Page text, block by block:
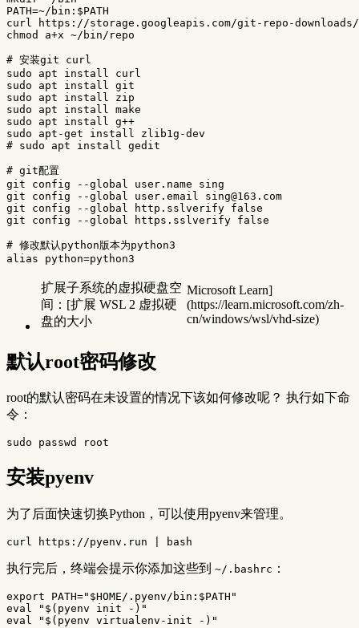
PATH=~/bin: $PATH
curl https://storage.googleapis.com/git-repo-
chmod a+x ~/bin/repo
# 安装git curl
sudo apt install
sudo apt install
sudo apt install
sudo apt install
sudo apt install
sudo apt-get install
# sudo apt install gedit
# git配置
git config
--global
user.name sing
git config
--global
user.email sing@163.com
git config
--global http.sslverify
git config
--global https.sslverify false
# 修改默认python版本为python3
alias python=
扩展子系统的虚拟硬盘空
间：[扩展 WSL 2 虚拟硬
盘的大小
Microsoft Learn]
(https://learn.microsoft.com/zh-
cn/windows/wsl/vhd-size)
默认root密码修改
root的默认密码在未设置的情况下该如何修改呢？ 执行如下命
令：
sudo
安装pyenv
为了后面快速切换Python，可以使用pyenv来管理。
执行完后，终端会提示你添加这些到 ~/.bashrc ：
export PATH=" $HOME/.pyenv/bin: $PATH "
eval
" $( pyenv init - ) "
eval
" $( pyenv virtualenv-init - ) "